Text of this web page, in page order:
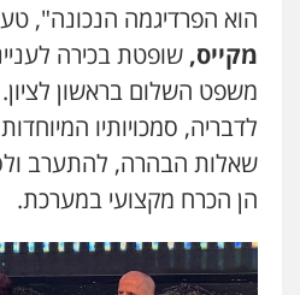
הוא הפרדיגמה הנכונה",
מקייס, שופטת בכירה
משפט השלום בראשון לציון.
לדבריה, סמכויותיו
שאלות הבהרה, להתערב
הן הכרח מקצועי במערכת.